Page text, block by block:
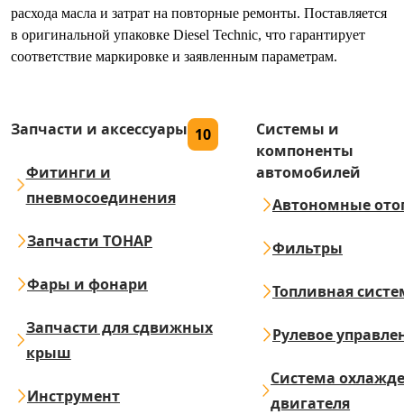
расхода масла и затрат на повторные ремонты. Поставляется
в оригинальной упаковке Diesel Technic, что гарантирует
соответствие маркировке и заявленным параметрам.
Запчасти и аксессуары 10
Фитинги и
пневмосоединения
Запчасти ТОНАР
Фары и фонари
Запчасти для сдвижных
крыш
Инструмент
Системы и
компоненты
автомобилей
Автономные
Фильтры
Топливная
Рулевое
Система
двигателя